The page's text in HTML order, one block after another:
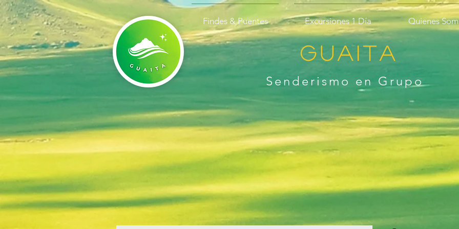
GUAITA
Senderism o en Grupo
Findes & Puentes Excursiones 1 Día Quienes